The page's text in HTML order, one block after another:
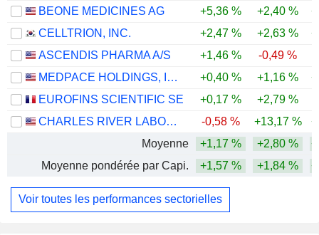
BEONE MEDICINES AG
+5,36 % +2,40 %
CELLTRION, INC.
+2,47 % +2,63 %
ASCENDIS PHARMA A/S
+1,46 %
-0,49 %
MEDPACE HOLDINGS, INC.
+0,40 % +1,16 %
EUROFINS SCIENTIFIC SE
+0,17 % +2,79 %
CHARLES RIVER LABORATORIES INTERNATIONAL, INC.
-0,58 % +13,17 %
Moyenne
+1,17 % +2,80 %
Moyenne pondérée par Capi.
+1,57 % +1,84 %
Voir toutes les performances sectorielles